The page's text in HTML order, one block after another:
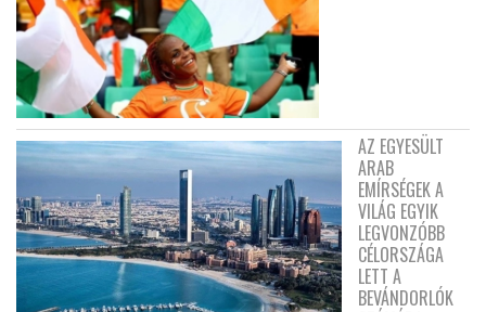
AZ EGYESÜLT
ARAB
EMÍRSÉGEK A
VILÁG EGYIK
LEGVONZÓBB
CÉLORSZÁGA
LETT A
BEVÁNDORLÓK